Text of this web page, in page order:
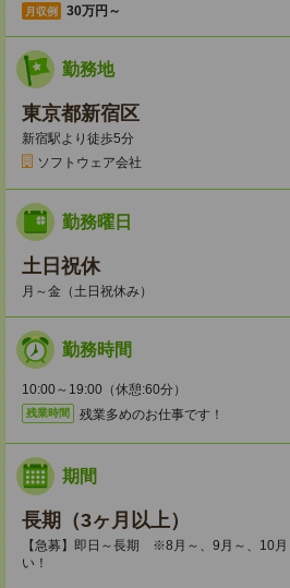
月収例 30万円～
勤務地
東京都新宿区
新宿駅より徒歩5分
ソフトウェア会社
勤務曜日
土日祝休
月～金（土日祝休み）
勤務時間
10:00～19:00（休憩:60分）
残業時間 残業多めのお仕事です！
期間
長期（3ヶ月以上）
【急募】即日～長期 ※8月～、9月～、10月
い！